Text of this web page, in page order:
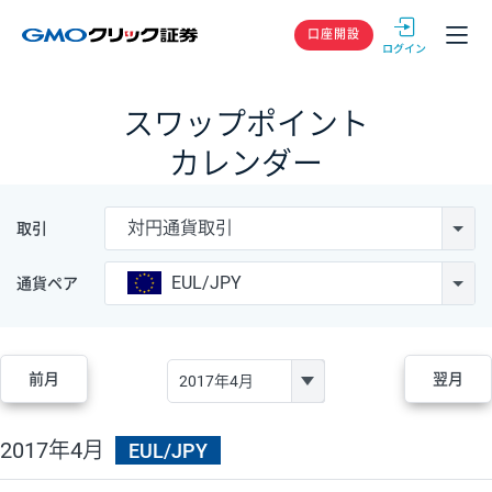
GMOクリック
口座開設
スワップポイント
カレンダー
取引 対円通貨取引
通貨ペア EUL/JPY
前月 翌月
2017年4月 EUL/JPY